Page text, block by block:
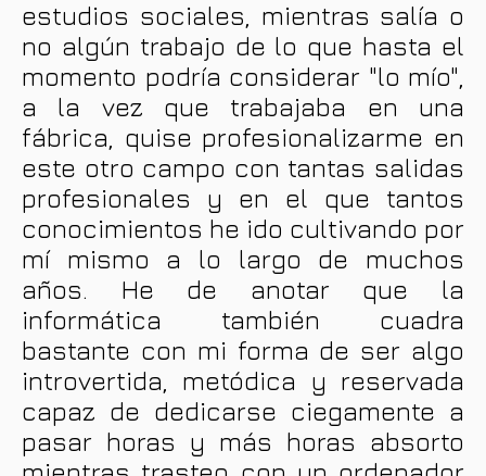
estudios sociales, mientras salía o
no algún trabajo de lo que hasta el
momento podría considerar "lo mío",
a la vez que trabajaba en una
fábrica, quise profesionalizarme en
este otro campo con tantas salidas
profesionales y en el que tantos
conocimientos he ido cultivando por
mí mismo a lo largo de muchos
años. He de anotar que la
informática también cuadra
bastante con mi forma de ser algo
introvertida, metódica y reservada
capaz de dedicarse ciegamente a
pasar horas y más horas absorto